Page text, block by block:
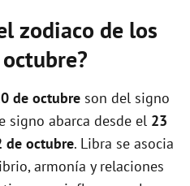
zodiaco de los
de octubre son del signo
signo abarca desde el 23
de octubre. Libra se asocia
armonía y relaciones